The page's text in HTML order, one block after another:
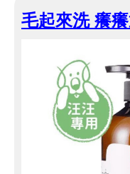
毛起來洗 癢